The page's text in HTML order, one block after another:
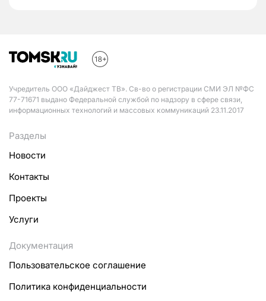
Учредитель ООО «Дайджест ТВ». Св-во о регистрации СМИ ЭЛ №ФС
77-71671 выдано Федеральной службой по надзору в сфере связи,
информационных технологий и массовых коммуникаций 23.11.2017
Разделы
Новости
Контакты
Проекты
Услуги
Документация
Пользовательское соглашение
Политика конфиденциальности